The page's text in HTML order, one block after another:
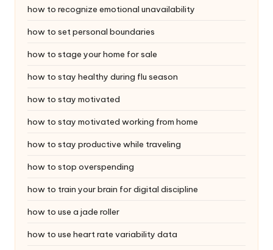
how to recognize emotional unavailability
how to set personal boundaries
how to stage your home for sale
how to stay healthy during flu season
how to stay motivated
how to stay motivated working from home
how to stay productive while traveling
how to stop overspending
how to train your brain for digital discipline
how to use a jade roller
how to use heart rate variability data